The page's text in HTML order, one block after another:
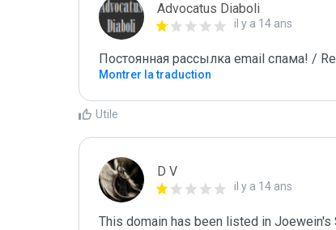
Advocatus Diaboli
il y a 14 ans
Постоянная рассылка email спама! /
Montrer la traduction
Utile
D V
il y a 14 ans
This domain has been listed in